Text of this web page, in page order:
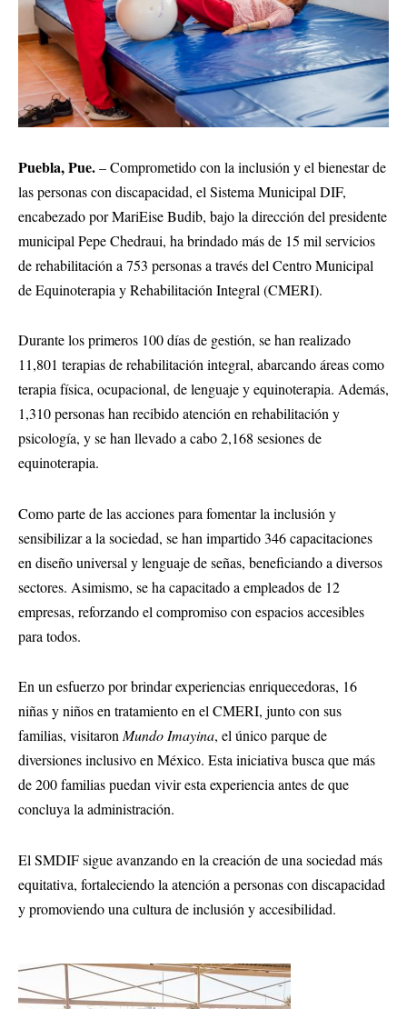
Puebla, Pue.– Comprometido con la inclusión y el bienestar de
las personas con discapacidad, el Sistema Municipal DIF,
encabezado por MariEise Budib, bajo la dirección del presidente
municipal Pepe Chedraui, ha brindado más de 15 mil servicios
de rehabilitación a 753 personas a través del Centro Municipal
de Equinoterapia y Rehabilitación Integral (CMERI).
Durante los primeros 100 días de gestión, se han realizado
11,801 terapias de rehabilitación integral, abarcando áreas como
terapia física, ocupacional, de lenguaje y equinoterapia. Además,
1,310 personas han recibido atención en rehabilitación y
psicología, y se han llevado a cabo 2,168 sesiones de
equinoterapia.
Como parte de las acciones para fomentar la inclusión y
sensibilizar a la sociedad, se han impartido 346 capacitaciones
en diseño universal y lenguaje de señas, beneficiando a diversos
sectores. Asimismo, se ha capacitado a empleados de 12
empresas, reforzando el compromiso con espacios accesibles
para todos.
En un esfuerzo por brindar experiencias enriquecedoras, 16
niñas y niños en tratamiento en el CMERI, junto con sus
familias, visitaronMundo Imayina, el único parque de
diversiones inclusivo en México. Esta iniciativa busca que más
de 200 familias puedan vivir esta experiencia antes de que
concluya la administración.
El SMDIF sigue avanzando en la creación de una sociedad más
equitativa, fortaleciendo la atención a personas con discapacidad
y promoviendo una cultura de inclusión y accesibilidad.